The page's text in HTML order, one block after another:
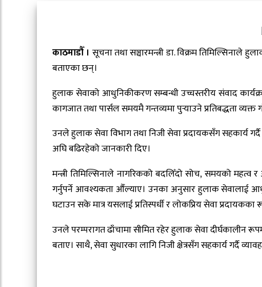
काठमाडौँ । सूचना तथा सञ्चारमन्त्री डा. विक्रम तिमिल्सिनाले
बताएका छन्।
हुलाक सेवाको आधुनिकीकरण सम्बन्धी उच्चस्तरीय संवाद
कागजात तथा पार्सल समयमै गन्तव्यमा पुर्‍याउने प्रतिबद्धता व्यक्त
उनले हुलाक सेवा विभाग तथा निजी सेवा प्रदायकसँग सहकार्य
अघि बढिरहेको जानकारी दिए।
मन्त्री तिमिल्सिनाले नागरिकको बदलिँदो सोच, समयको महत्व
गर्नुपर्ने आवश्यकता औँल्याए। उनका अनुसार हुलाक सेवालाई
घटाउन सके मात्र यसलाई प्रतिस्पर्धी र लोकप्रिय सेवा प्रदायकका
उनले परम्परागत ढाँचामा सीमित रहेर हुलाक सेवा दीर्घकालीन
बताए। साथै, सेवा सुधारका लागि निजी क्षेत्रसँग सहकार्य गर्दै